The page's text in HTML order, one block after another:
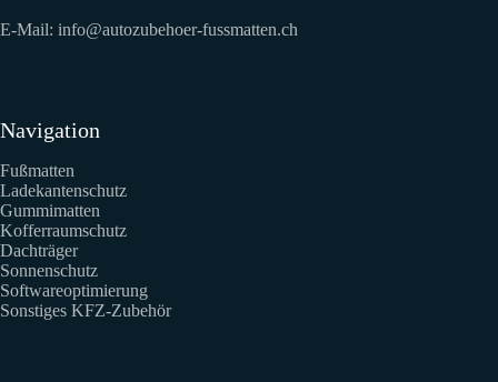
E-Mail: info@autozubehoer-fussmatten.ch
Navigation
Fußmatten
Ladekantenschutz
Gummimatten
Kofferraumschutz
Dachträger
Sonnenschutz
Softwareoptimierung
Sonstiges KFZ-Zubehör